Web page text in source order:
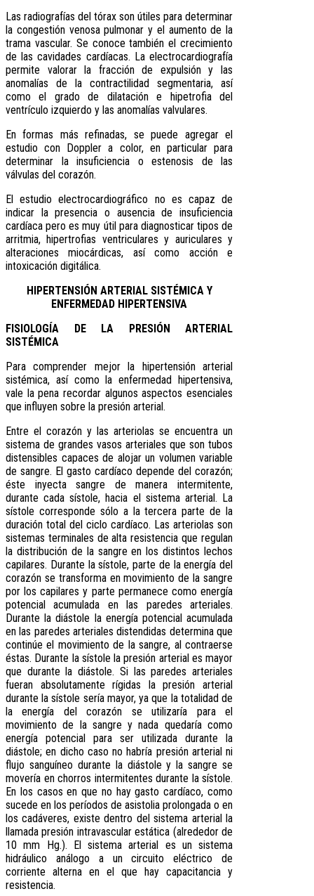
Las radiografías del tórax son útiles para determinar
la congestión venosa pulmonar y el aumento de la
trama vascular. Se conoce también el crecimiento
de las cavidades cardíacas. La electrocardiografía
permite valorar la fracción de expulsión y las
anomalías de la contractilidad segmentaria, así
como el grado de dilatación e hipetrofia del
ventrículo izquierdo y las anomalías valvulares.
En formas más refinadas, se puede agregar el
estudio con Doppler a color, en particular para
determinar la insuficiencia o estenosis de las
válvulas del corazón.
El estudio electrocardiográfico no es capaz de
indicar la presencia o ausencia de insuficiencia
cardíaca pero es muy útil para diagnosticar tipos de
arritmia, hipertrofias ventriculares y auriculares y
alteraciones miocárdicas, así como acción e
intoxicación digitálica.
HIPERTENSIÓN ARTERIAL SISTÉMICA Y
ENFERMEDAD HIPERTENSIVA
FISIOLOGÍA DE LA PRESIÓN ARTERIAL
SISTÉMICA
Para comprender mejor la hipertensión arterial
sistémica, así como la enfermedad hipertensiva,
vale la pena recordar algunos aspectos esenciales
que influyen sobre la presión arterial.
Entre el corazón y las arteriolas se encuentra un
sistema de grandes vasos arteriales que son tubos
distensibles capaces de alojar un volumen variable
de sangre. El gasto cardíaco depende del corazón;
éste inyecta sangre de manera intermitente,
durante cada sístole, hacia el sistema arterial. La
sístole corresponde sólo a la tercera parte de la
duración total del ciclo cardíaco. Las arteriolas son
sistemas terminales de alta resistencia que regulan
la distribución de la sangre en los distintos lechos
capilares. Durante la sístole, parte de la energía del
corazón se transforma en movimiento de la sangre
por los capilares y parte permanece como energía
potencial acumulada en las paredes arteriales.
Durante la diástole la energía potencial acumulada
en las paredes arteriales distendidas determina que
continúe el movimiento de la sangre, al contraerse
éstas. Durante la sístole la presión arterial es mayor
que durante la diástole. Si las paredes arteriales
fueran absolutamente rígidas la presión arterial
durante la sístole sería mayor, ya que la totalidad de
la energía del corazón se utilizaría para el
movimiento de la sangre y nada quedaría como
energía potencial para ser utilizada durante la
diástole; en dicho caso no habría presión arterial ni
flujo sanguíneo durante la diástole y la sangre se
movería en chorros intermitentes durante la sístole.
En los casos en que no hay gasto cardíaco, como
sucede en los períodos de asistolia prolongada o en
los cadáveres, existe dentro del sistema arterial la
llamada presión intravascular estática (alrededor de
10 mm Hg.). El sistema arterial es un sistema
hidráulico análogo a un circuito eléctrico de
corriente alterna en el que hay capacitancia y
resistencia.